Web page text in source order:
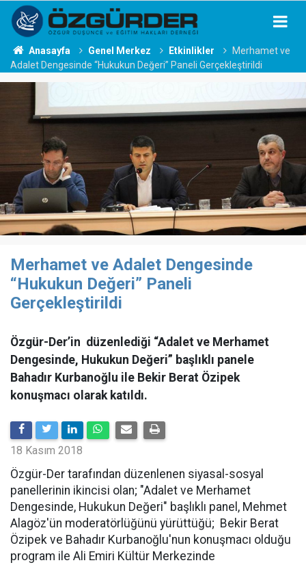
Anasayfa Genel Merkez Etkinlikler
Merhamet ve
Adalet Dengesinde “Hukukun Değeri” Paneli Gerçekleştirildi
Merhamet ve Adalet Dengesinde
“Hukukun Değeri” Paneli
Gerçekleştirildi
Özgür-Der’in düzenlediği “Adalet ve Merhamet
Dengesinde, Hukukun Değeri” başlıklı panele
Bahadır Kurbanoğlu ile Bekir Berat Özipek
konuşmacı olarak katıldı.
18 Kasım 2018
Özgür-Der tarafından düzenlenen siyasal-sosyal
panellerinin ikincisi olan; "Adalet ve Merhamet
Dengesinde, Hukukun Değeri" başlıklı panel, Mehmet
Alagöz'ün moderatörlüğünü yürüttüğü; Bekir Berat
Özipek ve Bahadır Kurbanoğlu'nun konuşmacı olduğu
program ile Ali Emiri Kültür Merkezinde